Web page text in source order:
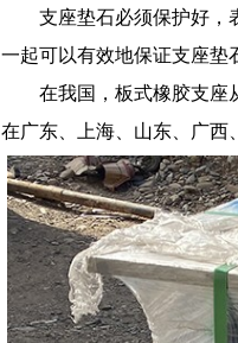
支座垫石必须保护好，
一起可以有效地保证支座垫
在我国，板式橡胶支座
在广东、上海、山东、广西